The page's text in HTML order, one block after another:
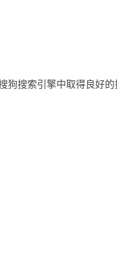
狗搜索引擎中取得良好